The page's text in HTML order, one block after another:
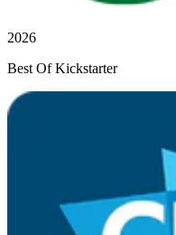
2026
Best Of Kickstarter